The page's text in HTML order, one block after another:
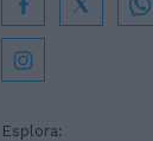
Esplora: